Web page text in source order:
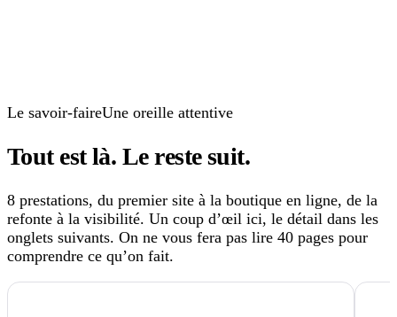
Le savoir-faireUne oreille attentive
Tout est là. Le reste suit.
8 prestations, du premier site à la boutique en ligne, de la
refonte à la visibilité. Un coup d’œil ici, le détail dans les
onglets suivants. On ne vous fera pas lire 40 pages pour
comprendre ce qu’on fait.